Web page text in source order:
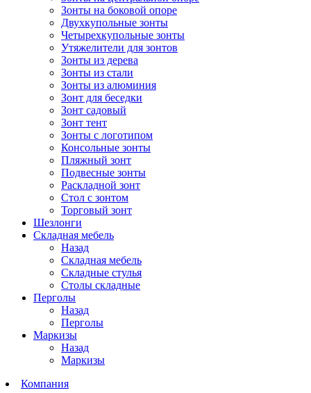
Зонты на боковой опоре
Двухкупольные зонты
Четырехкупольные зонты
Утяжелители для зонтов
Зонты из дерева
Зонты из стали
Зонты из алюминия
Зонт для беседки
Зонт садовый
Зонт тент
Зонты с логотипом
Консольные зонты
Пляжный зонт
Подвесные зонты
Раскладной зонт
Стол с зонтом
Торговый зонт
Шезлонги
Складная мебель
Назад
Складная мебель
Складные стулья
Столы складные
Перголы
Назад
Перголы
Маркизы
Назад
Маркизы
Компания